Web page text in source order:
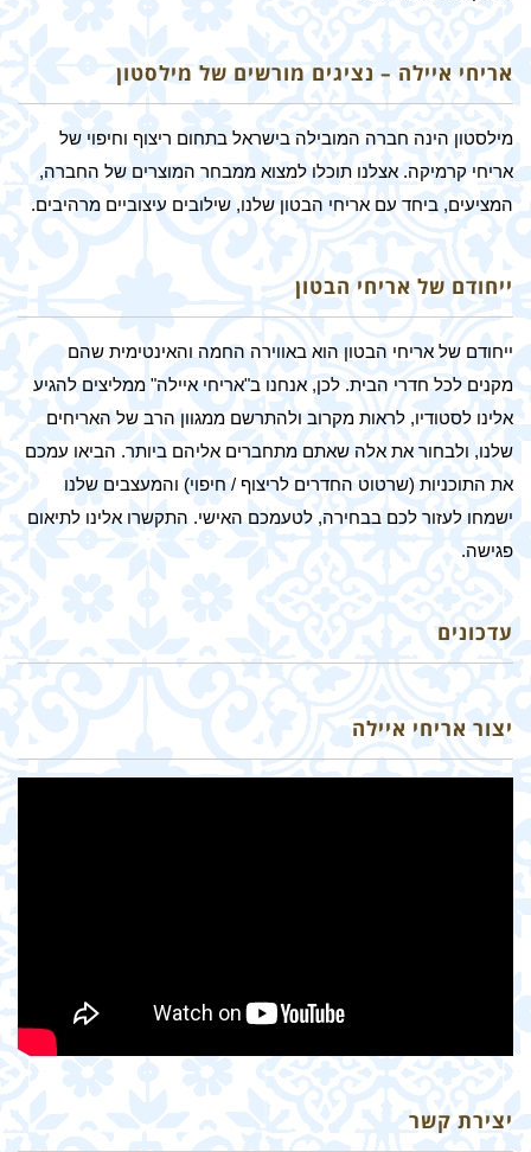
אריחי איילה – נציגים מורשים של מילסטון
מילסטון הינה חברה המובילה בישראל בתחום ריצוף וחיפוי של
אריחי קרמיקה. אצלנו תוכלו למצוא ממבחר המוצרים של החברה,
המציעים, ביחד עם אריחי הבטון שלנו, שילובים עיצוביים מרהיבים.
ייחודם של אריחי הבטון
ייחודם של אריחי הבטון הוא באווירה החמה והאינטימית שהם
מקנים לכל חדרי הבית. לכן, אנחנו ב"אריחי איילה" ממליצים להגיע
אלינו לסטודיו, לראות מקרוב ולהתרשם ממגוון הרב של האריחים
שלנו, ולבחור את אלה שאתם מתחברים אליהם ביותר. הביאו עמכם
את התוכניות (שרטוט החדרים לריצוף / חיפוי) והמעצבים שלנו
ישמחו לעזור לכם בבחירה, לטעמכם האישי. התקשרו אלינו לתיאום
פגישה.
עדכונים
יצור אריחי איילה
יצירת קשר